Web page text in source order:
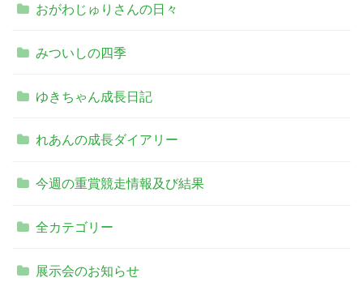
おがわじゅりさんの日々
みついしの四季
ゆきちゃん成長日記
れあんの成長ダイアリー
今週の重賞競走情報及び結果
全カテゴリー
展示会のお知らせ